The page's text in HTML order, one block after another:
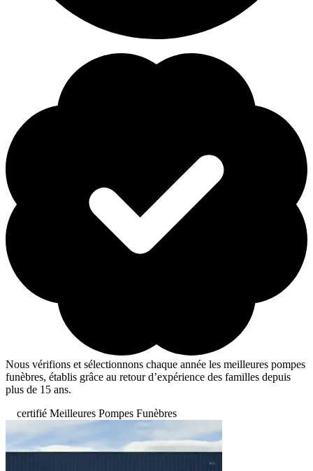
Nous vérifions et sélectionnons chaque année les meilleures pompes
funèbres, établis grâce au retour d’expérience des familles depuis
plus de 15 ans.
certifié Meilleures Pompes Funèbres